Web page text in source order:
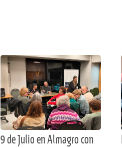
9 de Julio en Almagro con